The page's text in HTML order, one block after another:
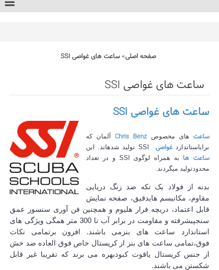
صفحه اصلی ساعت های غواصی SSI
ساعت های غواصی SSI
ساعت های غواصی SSI
ساعت های مخصوص Chris Benz
آلمان که
برایاستانداردغواصی SSI تولید شدهاند. این
ساعت ها به همراه لوگویSSIو در تعداد
محدودتولید میگردند.
بدنه از فولاد یک تکه ضد زنگ دریایی
مقاوم، مکانیسم هایدقیق، صفحه نمایش
قابل اعتماد، دریچه فرار هلیوم و همچنین فن آوری سنسور عمق
سنجپیشرفته و مقاومت در برابر آب تا 300 متر همگی ویژگی های
استاندارد ساعت های بنزمی باشند. افزون برتمامی نکات
فوق،تمامی ساعت های بنز از کریستال خاص فوق العاده ضد خش
از جنس کریستال یاقوت کبودبهره می برند که تقریبا غیر قابل
شکستن می باشند.